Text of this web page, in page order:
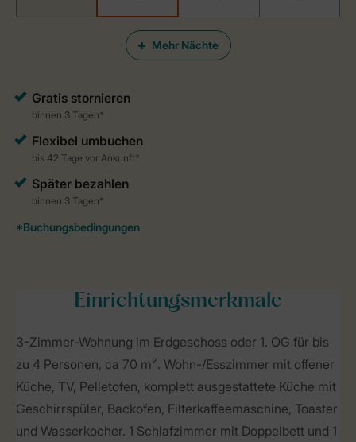
Mehr Nächte
Einrichtungsmerkmale
3-Zimmer-Wohnung im Erdgeschoss oder 1. OG für bis
zu 4 Personen, ca 70 m². Wohn-/Esszimmer mit offener
Küche, TV, Pelletofen, komplett ausgestattete Küche mit
Geschirrspüler, Backofen, Filterkaffeemaschine, Toaster
und Wasserkocher. 1 Schlafzimmer mit Doppelbett und 1